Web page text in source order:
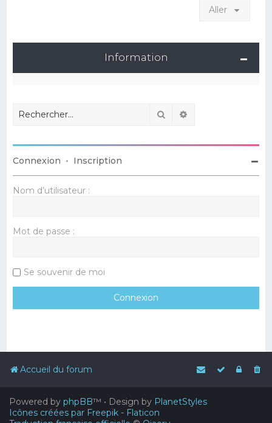
Aller
Information
Rechercher
Connexion • Inscription
Nom d’utilisateur :
Mot de passe :
Se souvenir de moi
Accueil du forum
Powered by phpBB™ • Design by PlanetStyles
Icônes créées par Freepik - Flaticon